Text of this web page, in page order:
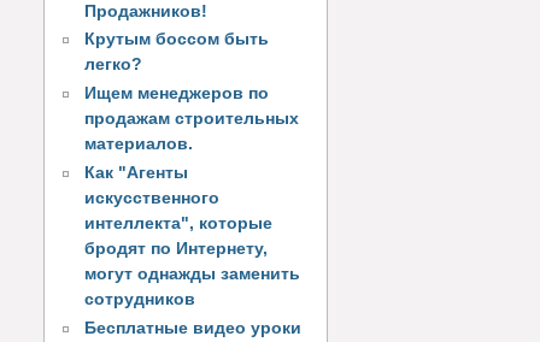
Продажников!
Крутым боссом быть
легко?
Ищем менеджеров по
продажам строительных
материалов.
Как "Агенты
искусственного
интеллекта", которые
бродят по Интернету,
могут однажды заменить
сотрудников
Бесплатные видео уроки